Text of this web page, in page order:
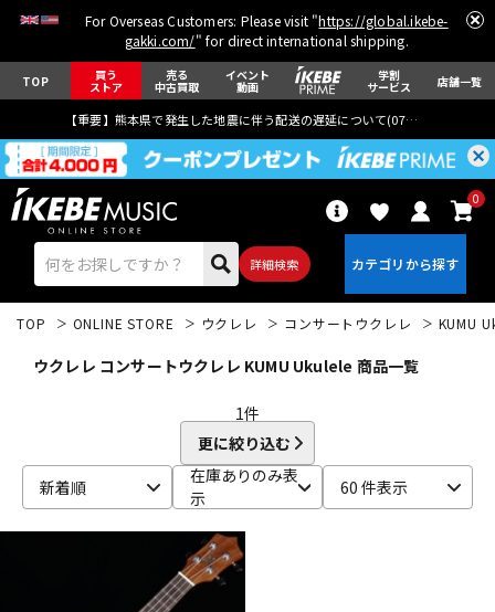
For Overseas Customers: Please visit "https://global.ikebe-
gakki.com/" for direct international shipping.
TOP 買う
ストア
売る
中古買取
イベント
動画
学割
サービス 店舗一覧
【重要】熊本県で発生した地震に伴う配送の遅延について(07月29日
詳細検索
0
ベース
TOP ONLINE STORE ウクレレ コンサートウクレレ KUMU
ウクレレ コンサートウクレレ KUMU Ukulele 商品一覧
1件
更に絞り込む
新着順
在庫ありのみ表
示
60 件表示